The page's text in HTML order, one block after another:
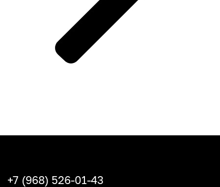
+7 (968) 526-01-43